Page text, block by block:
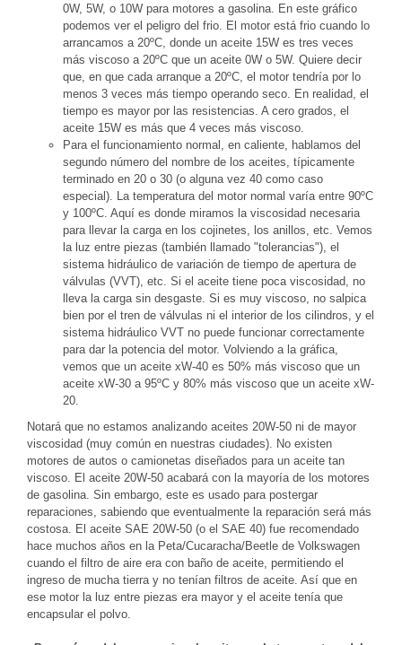
0W, 5W, o 10W para motores a gasolina. En este gráfico
podemos ver el peligro del frio. El motor está frio cuando lo
arrancamos a 20ºC, donde un aceite 15W es tres veces
más viscoso a 20ºC que un aceite 0W o 5W. Quiere decir
que, en que cada arranque a 20ºC, el motor tendría por lo
menos 3 veces más tiempo operando seco. En realidad, el
tiempo es mayor por las resistencias. A cero grados, el
aceite 15W es más que 4 veces más viscoso.
Para el funcionamiento normal, en caliente, hablamos del
segundo número del nombre de los aceites, típicamente
terminado en 20 o 30 (o alguna vez 40 como caso
especial). La temperatura del motor normal varía entre 90ºC
y 100ºC. Aquí es donde miramos la viscosidad necesaria
para llevar la carga en los cojinetes, los anillos, etc. Vemos
la luz entre piezas (también llamado "tolerancias"), el
sistema hidráulico de variación de tiempo de apertura de
válvulas (VVT), etc. Si el aceite tiene poca viscosidad, no
lleva la carga sin desgaste. Si es muy viscoso, no salpica
bien por el tren de válvulas ni el interior de los cilindros, y el
sistema hidráulico VVT no puede funcionar correctamente
para dar la potencia del motor. Volviendo a la gráfica,
vemos que un aceite xW-40 es 50% más viscoso que un
aceite xW-30 a 95ºC y 80% más viscoso que un aceite xW-
20.
Notará que no estamos analizando aceites 20W-50 ni de mayor
viscosidad (muy común en nuestras ciudades). No existen
motores de autos o camionetas diseñados para un aceite tan
viscoso. El aceite 20W-50 acabará con la mayoría de los motores
de gasolina. Sin embargo, este es usado para postergar
reparaciones, sabiendo que eventualmente la reparación será más
costosa. El aceite SAE 20W-50 (o el SAE 40) fue recomendado
hace muchos años en la Peta/Cucaracha/Beetle de Volkswagen
cuando el filtro de aire era con baño de aceite, permitiendo el
ingreso de mucha tierra y no tenían filtros de aceite. Así que en
ese motor la luz entre piezas era mayor y el aceite tenía que
encapsular el polvo.